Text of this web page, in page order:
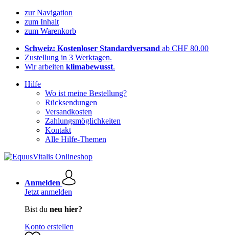
zur Navigation
zum Inhalt
zum Warenkorb
Schweiz: Kostenloser Standardversand ab CHF 80.00
Zustellung in 3 Werktagen.
Wir arbeiten klimabewusst.
Hilfe
Wo ist meine Bestellung?
Rücksendungen
Versandkosten
Zahlungsmöglichkeiten
Kontakt
Alle Hilfe-Themen
Anmelden
Jetzt anmelden
Bist du neu hier?
Konto erstellen